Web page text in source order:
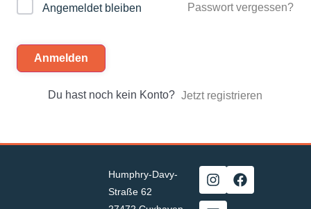
Angemeldet bleiben Passwort vergessen?
Anmelden
Du hast noch kein Konto? Jetzt registrieren
Humphry-Davy-
Straße 62